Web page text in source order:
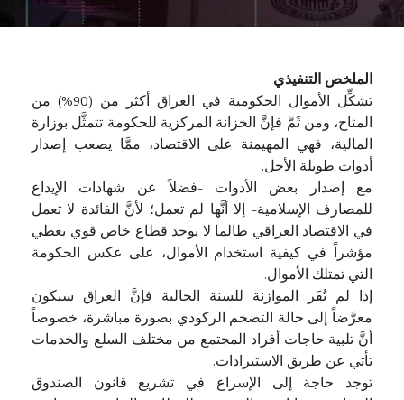
الملخص التنفيذي
تشكِّل الأموال الحكومية في العراق أكثر من (90%) من
المتاح، ومن ثَمَّ فإنَّ الخزانة المركزية للحكومة تتمثَّل بوزارة
المالية، فهي المهيمنة على الاقتصاد، ممَّا يصعب إصدار
أدوات طويلة الأجل.
مع إصدار بعض الأدوات -فضلاً عن شهادات الإيداع
للمصارف الإسلامية- إلا أنَّها لم تعمل؛ لأنَّ الفائدة لا تعمل
في الاقتصاد العراقي طالما لا يوجد قطاع خاص قوي يعطي
مؤشراً في كيفية استخدام الأموال، على عكس الحكومة
التي تمتلك الأموال.
إذا لم تُقَر الموازنة للسنة الحالية فإنَّ العراق سيكون
معرَّضاً إلى حالة التضخم الركودي بصورة مباشرة، خصوصاً
أنَّ تلبية حاجات أفراد المجتمع من مختلف السلع والخدمات
تأتي عن طريق الاستيرادات.
توجد حاجة إلى الإسراع في تشريع قانون الصندوق